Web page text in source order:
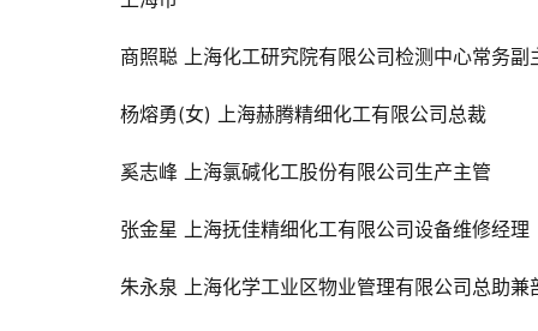
商照聪 上海化工研究院有限公司检测中心常务
杨熔勇(女) 上海赫腾精细化工有限公司总裁
奚志峰 上海氯碱化工股份有限公司生产主管
张金星 上海抚佳精细化工有限公司设备维修经理
朱永泉 上海化学工业区物业管理有限公司总助兼